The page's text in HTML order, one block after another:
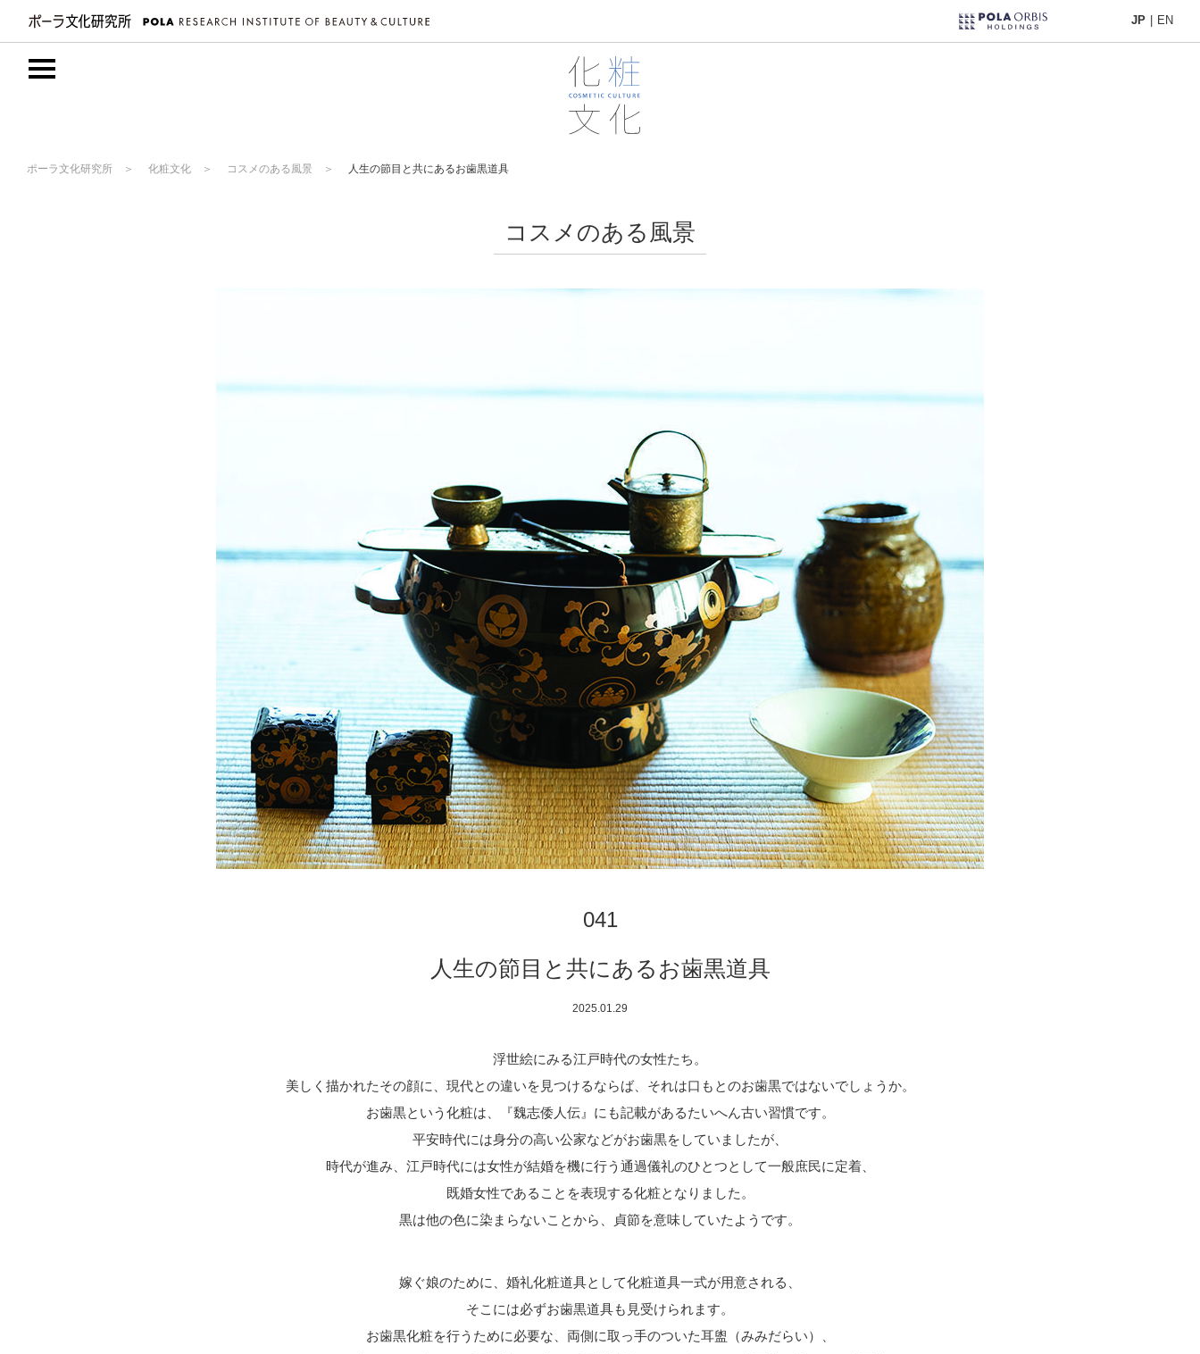
JP EN
ポーラ文化研究所 化粧文化 コスメのある風景 人生の節目と共にあるお歯黒道具
コスメのある風景
041
人生の節目と共にあるお歯黒道具
2025.01.29
浮世絵にみる江戸時代の女性たち。
美しく描かれたその顔に、現代との違いを見つけるならば、それは口もとのお歯黒ではないでしょうか。
お歯黒という化粧は、『魏志倭人伝』にも記載があるたいへん古い習慣です。
平安時代には身分の高い公家などがお歯黒をしていましたが、
時代が進み、江戸時代には女性が結婚を機に行う通過儀礼のひとつとして一般庶民に定着、
既婚女性であることを表現する化粧となりました。
黒は他の色に染まらないことから、貞節を意味していたようです。
嫁ぐ娘のために、婚礼化粧道具として化粧道具一式が用意される、
そこには必ずお歯黒道具も見受けられます。
お歯黒化粧を行うために必要な、両側に取っ手のついた耳盥（みみだらい）、